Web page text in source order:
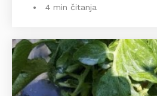
4 min čitanja